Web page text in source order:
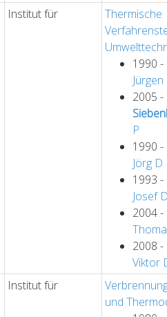
Institut für
Thermische
1990
Jürgen
2005
P
1990
Jörg D
1993
Josef
2004
2008
Viktor
Institut für
und